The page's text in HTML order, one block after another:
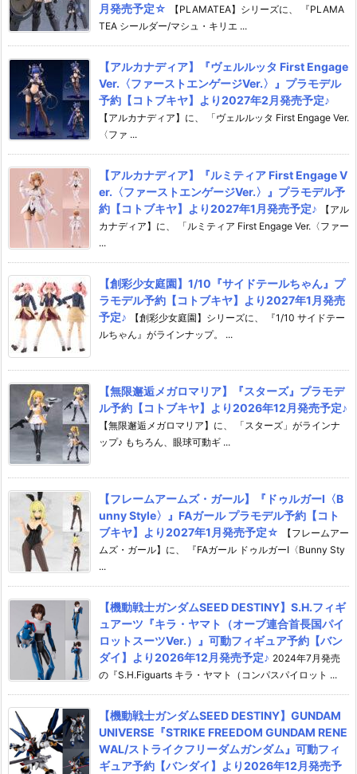
月発売予定☆
【PLAMATEA】シリーズに、 『PLAMA
TEA シールダー/マシュ・キリエ ...
【アルカナディア】『ヴェルルッタ First Engage
Ver.〈ファーストエンゲージVer.〉』プラモデル
予約【コトブキヤ】より2027年2月発売予定♪
【アルカナディア】に、 「ヴェルルッタ First Engage Ver.
〈ファ ...
【アルカナディア】『ルミティア First Engage V
er.〈ファーストエンゲージVer.〉』プラモデル予
約【コトブキヤ】より2027年1月発売予定♪
【アル
カナディア】に、 「ルミティア First Engage Ver.〈ファー
...
【創彩少女庭園】1/10『サイドテールちゃん』プ
ラモデル予約【コトブキヤ】より2027年1月発売
予定♪
【創彩少女庭園】シリーズに、 『1/10 サイドテー
ルちゃん』がラインナップ。 ...
【無限邂逅メガロマリア】『スターズ』プラモデ
ル予約【コトブキヤ】より2026年12月発売予定♪
【無限邂逅メガロマリア】に、 「スターズ」がラインナ
ップ♪ もちろん、眼球可動ギ ...
【フレームアームズ・ガール】『ドゥルガーI〈B
unny Style〉』FAガール プラモデル予約【コト
ブキヤ】より2027年1月発売予定☆
【フレームアー
ムズ・ガール】に、 『FAガール ドゥルガーI〈Bunny Sty
...
【機動戦士ガンダムSEED DESTINY】S.H.フィギ
ュアーツ『キラ・ヤマト（オーブ連合首長国パイ
ロットスーツVer.）』可動フィギュア予約【バン
ダイ】より2026年12月発売予定♪ 2024年7月発売
の『S.H.Figuarts キラ・ヤマト（コンパスパイロット ...
【機動戦士ガンダムSEED DESTINY】GUNDAM
UNIVERSE『STRIKE FREEDOM GUNDAM RENE
WAL/ストライクフリーダムガンダム』可動フィ
ギュア予約【バンダイ】より2026年12月発売予